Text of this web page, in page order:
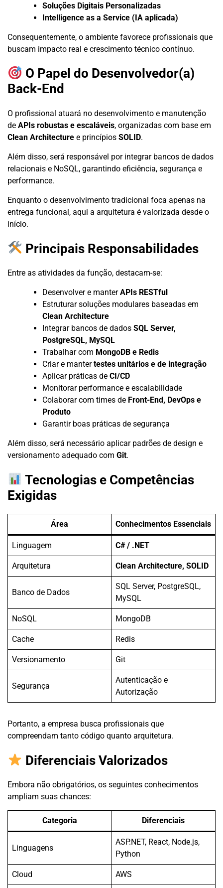
Soluções Digitais Personalizadas
Intelligence as a Service (IA aplicada)
Consequentemente, o ambiente favorece profissionais que
buscam impacto real e crescimento técnico contínuo.
O Papel do Desenvolvedor(a)
Back-End
O profissional atuará no desenvolvimento e manutenção
de APIs robustas e escaláveis, organizadas com base em
Clean Architecture e princípios SOLID.
Além disso, será responsável por integrar bancos de dados
relacionais e NoSQL, garantindo eficiência, segurança e
performance.
Enquanto o desenvolvimento tradicional foca apenas na
entrega funcional, aqui a arquitetura é valorizada desde o
início.
Principais Responsabilidades
Entre as atividades da função, destacam-se:
Desenvolver e manterAPIs RESTful
Estruturar soluções modulares baseadas em
Clean Architecture
Integrar bancos de dados SQL Server,
PostgreSQL, MySQL
Trabalhar com MongoDB e Redis
Criar e mantertestes unitários e de integração
Aplicar práticas de CI/CD
Monitorar performance e escalabilidade
Colaborar com times de Front-End, DevOps e
Produto
Garantir boas práticas de segurança
Além disso, será necessário aplicar padrões de design e
versionamento adequado com Git.
Tecnologias e Competências
Exigidas
Área Conhecimentos Essenciais
Linguagem C# / .NET
Arquitetura Clean Architecture, SOLID
Banco de Dados
SQL Server, PostgreSQL,
MySQL
NoSQL MongoDB
Cache Redis
Versionamento Git
Segurança
Autenticação e
Autorização
Portanto, a empresa busca profissionais que
compreendam tanto código quanto arquitetura.
Diferenciais Valorizados
Embora não obrigatórios, os seguintes conhecimentos
ampliam suas chances:
Categoria Diferenciais
Linguagens
ASP.NET, React, Node.js,
Python
Cloud AWS